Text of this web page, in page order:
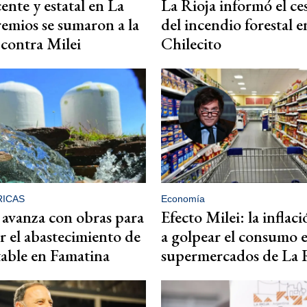
y estatal en La
se sumaron a la
Milei
La Rioja informó el
del incendio forestal
Chilecito
con obras para
el abastecimiento de
en Famatina
Economía
Efecto Milei: la
a golpear el consumo
supermercados de La